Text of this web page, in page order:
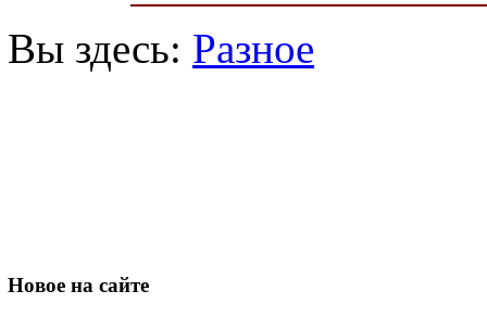
Вы здесь: Разное
Новое на сайте